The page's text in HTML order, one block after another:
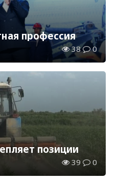
профессия
38 0
позиции
39 0